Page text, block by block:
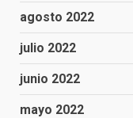
agosto 2022
julio 2022
junio 2022
mayo 2022